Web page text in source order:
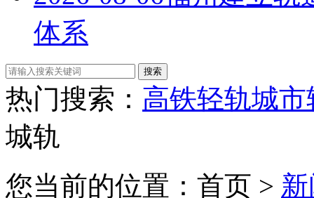
体系
热门搜索： 高铁轻轨城市
城轨
您当前的位置：首页 >